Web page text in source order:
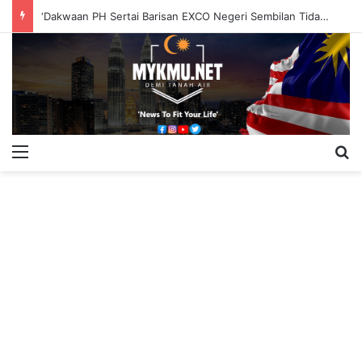
‘Dakwaan PH Sertai Barisan EXCO Negeri Sembilan Tidak Berasas’